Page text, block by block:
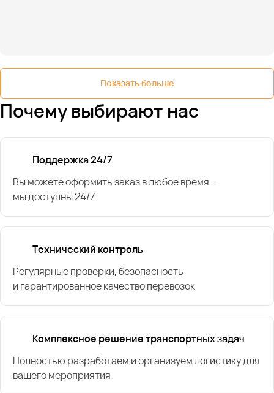
Показать больше
Почему выбирают нас
Поддержка 24/7
Вы можете оформить заказ в любое время —
мы доступны 24/7
Технический контроль
Регулярные проверки, безопасность
и гарантированное качество перевозок
Комплексное решение транспортных задач
Полностью разработаем и организуем логистику для
вашего мероприятия